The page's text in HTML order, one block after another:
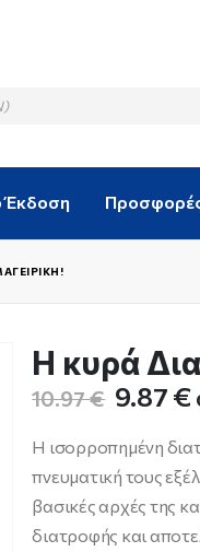
Έκδοση
Η κυρά
10.97€
was:
10.97
9.87 €
Η ισορροπημένη
πνευματική τους
βασικές αρχές της
διατροφής και